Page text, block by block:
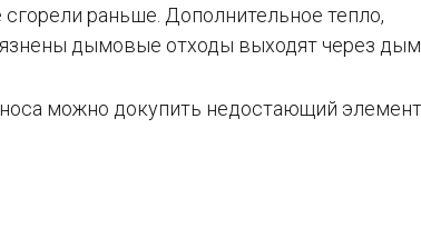
раньше. Дополнительное тепло,
дымовые отходы выходят через
можно докупить недостающий элемент.